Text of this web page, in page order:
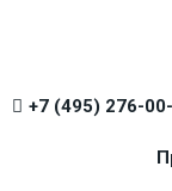
+7 (495) 276-